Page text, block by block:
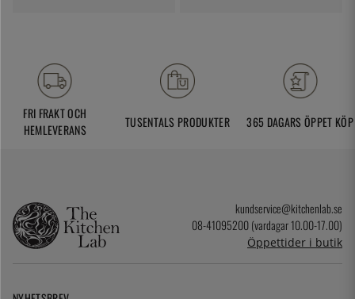
FRI FRAKT OCH
HEMLEVERANS
TUSENTALS PRODUKTER 365 DAGARS ÖPPET KÖP
kundservice@kitchenlab.se
08-41095200 (vardagar 10.00-17.00)
Öppettider i butik